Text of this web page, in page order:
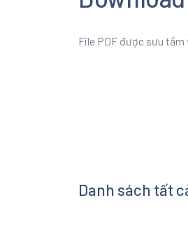
File PDF được sưu
Danh sách tất